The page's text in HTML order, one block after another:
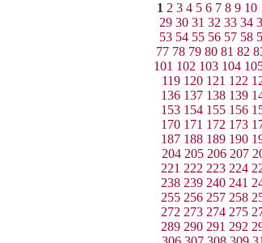
1 2 3 4 5 6 7 8 9 10
29 30 31 32 33 34
53 54 55 56 57 58
77 78 79 80 81 82
101 102 103 104
119 120 121 122
136 137 138 139
153 154 155 156
170 171 172 173
187 188 189 190
204 205 206 207
221 222 223 224
238 239 240 241
255 256 257 258
272 273 274 275
289 290 291 292